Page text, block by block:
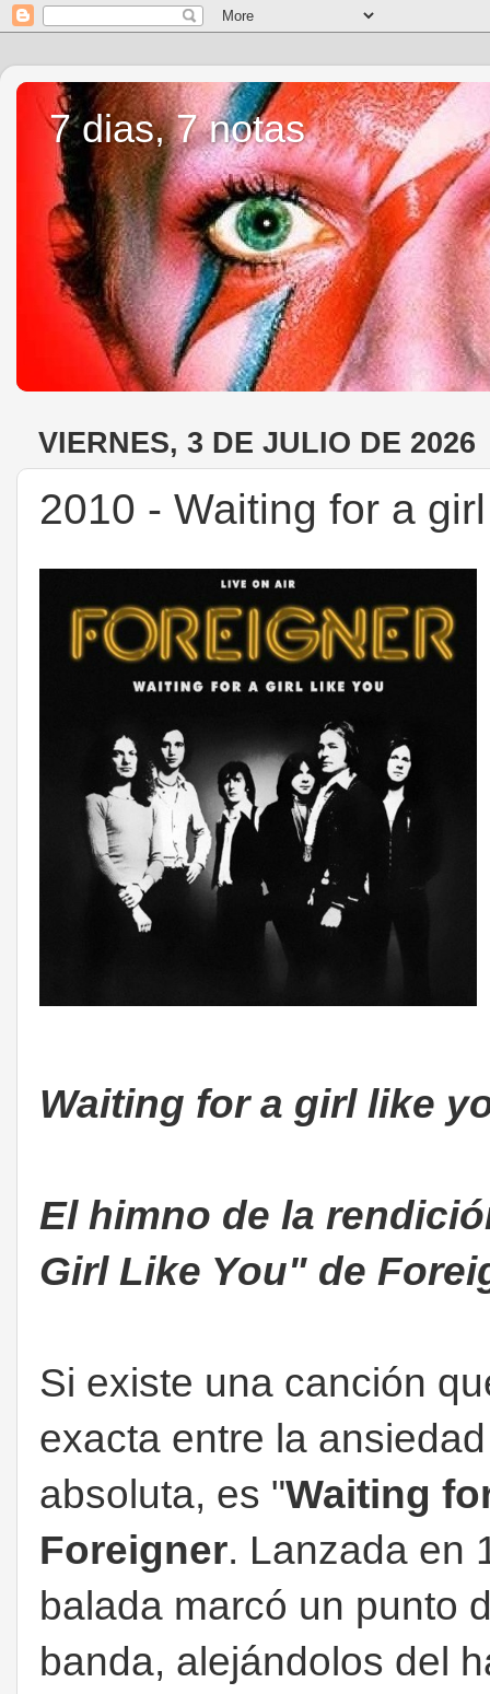
7 dias, 7 notas
VIERNES, 3 DE JULIO DE 2026
2010 - Waiting for a
Waiting for a girl like
El himno de la
Girl Like You" de
Si existe una canción
exacta entre la
absoluta, es "Waiting
Foreigner. Lanzada en
balada marcó un punto
banda, alejándolos del